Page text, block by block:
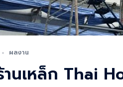
ผลงาน
นเหล็ก Thai